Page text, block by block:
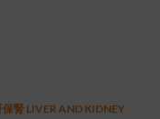
保腎 LIVER AND KIDNEY